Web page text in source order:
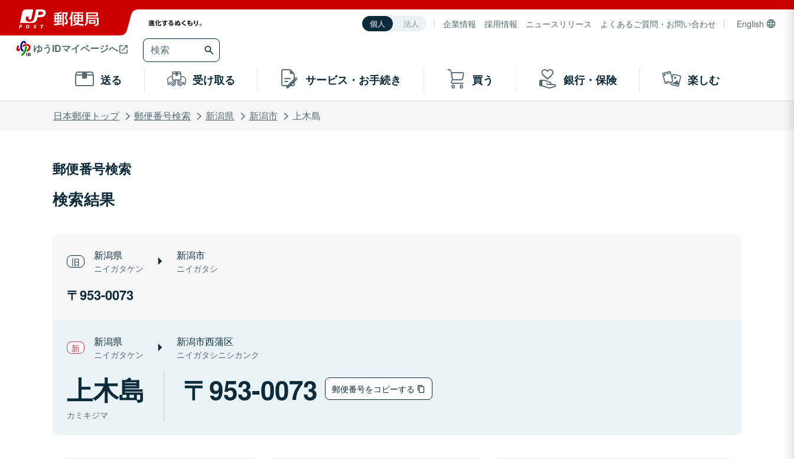
個人 法人 企業情報 採用情報 ニュースリリース よくあるご質問・お問い合わせ English
ゆうIDマイページへ
送る 受け取る サービス・お手続き 買う 銀行・保険 楽しむ
日本郵便トップ 郵便番号検索 新潟県 新潟市 上木島
郵便番号検索
検索結果
新潟県
ニイガタケン
新潟市
ニイガタシ
953-0073
新潟県
ニイガタケン
新潟市西蒲区
ニイガタシニシカンク
上木島
カミキジマ
953-0073 郵便番号をコピーする